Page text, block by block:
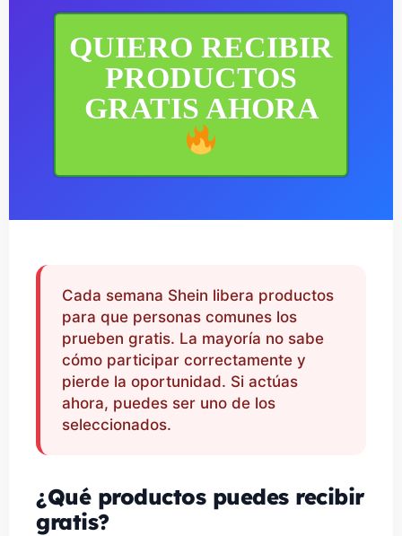
QUIERO RECIBIR
PRODUCTOS
GRATIS AHORA
Cada semana Shein libera productos
para que personas comunes los
prueben gratis. La mayoría no sabe
cómo participar correctamente y
pierde la oportunidad. Si actúas
ahora, puedes ser uno de los
seleccionados.
¿Qué productos puedes recibir
gratis?